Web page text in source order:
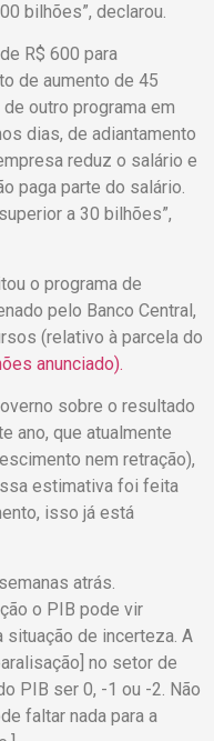
bilhões”, declarou.
R$ 600 para
de aumento de 45
outro programa em
dias, de adiantamento
reduz o salário e
paga parte do salário.
a 30 bilhões”,
o programa de
pelo Banco Central,
(relativo à parcela do
anunciado).
sobre o resultado
ano, que atualmente
nem retração),
estimativa foi feita
isso já está
atrás.
o PIB pode vir
situação de incerteza. A
no setor de
PIB ser 0, -1 ou -2. Não
faltar nada para a